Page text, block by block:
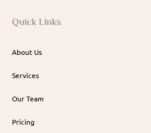
Quick Links
About Us
Services
Our Team
Pricing